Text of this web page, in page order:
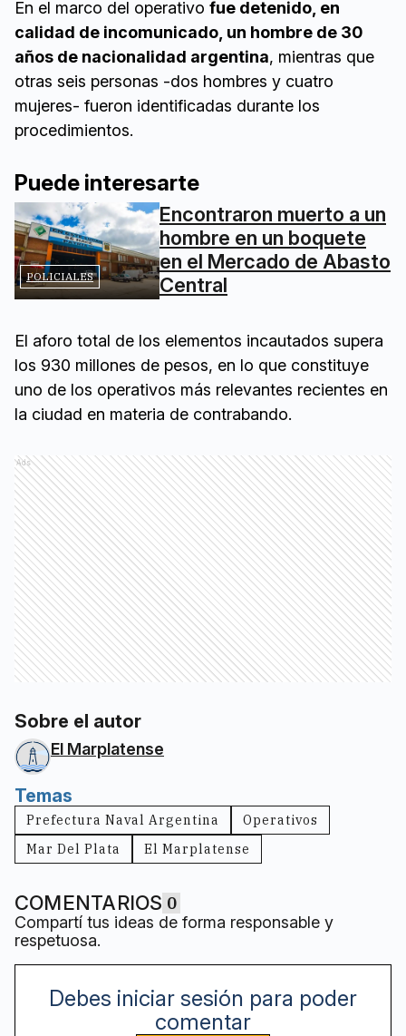
En el marco del operativo fue detenido, en
calidad de incomunicado, un hombre de 30
años de nacionalidad argentina, mientras que
otras seis personas -dos hombres y cuatro
mujeres- fueron identificadas durante los
procedimientos.
Puede interesarte
POLICIALES
Encontraron muerto a un
hombre en un boquete
en el Mercado de Abasto
Central
El aforo total de los elementos incautados supera
los 930 millones de pesos, en lo que constituye
uno de los operativos más relevantes recientes en
la ciudad en materia de contrabando.
Ads
Sobre el autor
El Marplatense
Temas
Prefectura Naval Argentina
Operativos
Mar Del Plata
El Marplatense
COMENTARIOS 0
Compartí tus ideas de forma responsable y
respetuosa.
Debes iniciar sesión para poder
comentar